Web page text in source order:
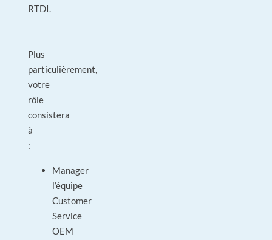
RTDI.
Plus
particulièrement,
votre
rôle
consistera
à
:
Manager
l’équipe
Customer
Service
OEM